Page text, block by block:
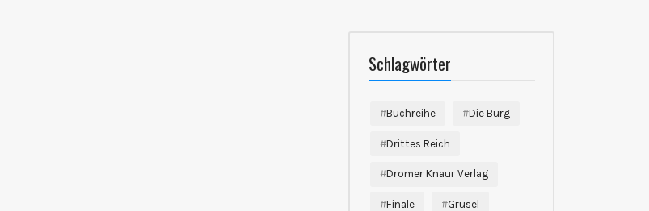
Schlagwörter
Buchreihe Die Burg
Drittes Reich
Dromer Knaur Verlag
Finale Grusel